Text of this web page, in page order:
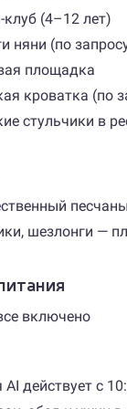
(4–12 лет)
няни (по
площадка
кроватка (по
стульчики в
шезлонги —
включено
AI действует с